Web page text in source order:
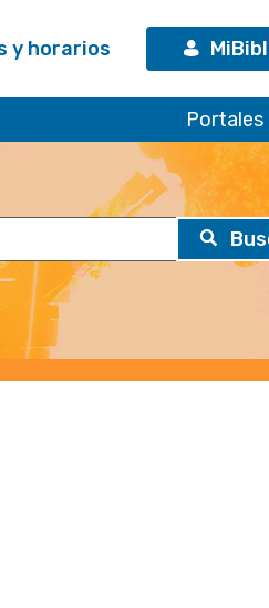
y horarios
Portales